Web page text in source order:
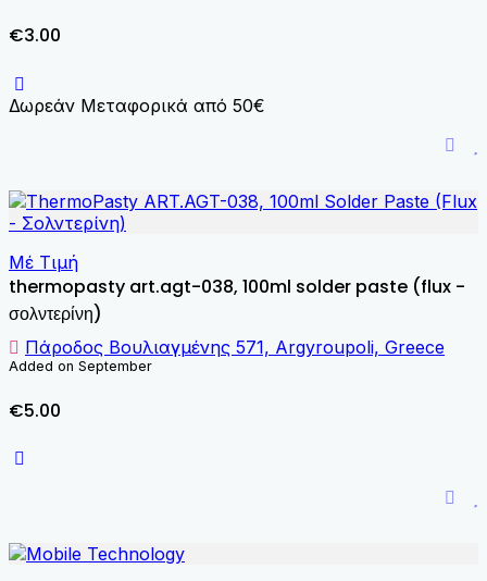
€3.00
Δωρεάν Μεταφορικά από 50€
Μέ Τιμή
thermopasty art.agt-038, 100ml solder paste (flux -
σολντερίνη)
Πάροδος Βουλιαγμένης 571, Argyroupoli, Greece
Added on September
€5.00